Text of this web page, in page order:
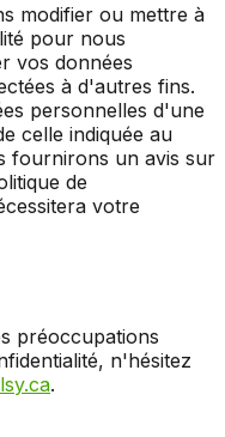
modifier ou mettre à
pour nous
vos données
à d'autres fins.
personnelles d'une
celle indiquée au
fournirons un avis sur
de
votre
préoccupations
n'hésitez
.